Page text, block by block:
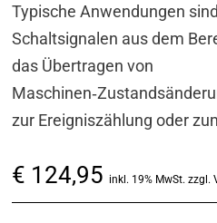
Typische Anwendungen
Schaltsignalen aus dem
das Übertragen von
zur Ereigniszählung oder
€ 124,95 inkl. 19% MwSt. zzgl.